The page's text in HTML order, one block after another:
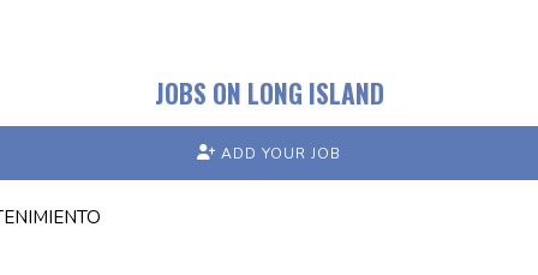
JOBS ON LONG ISLAND
ADD YOUR JOB